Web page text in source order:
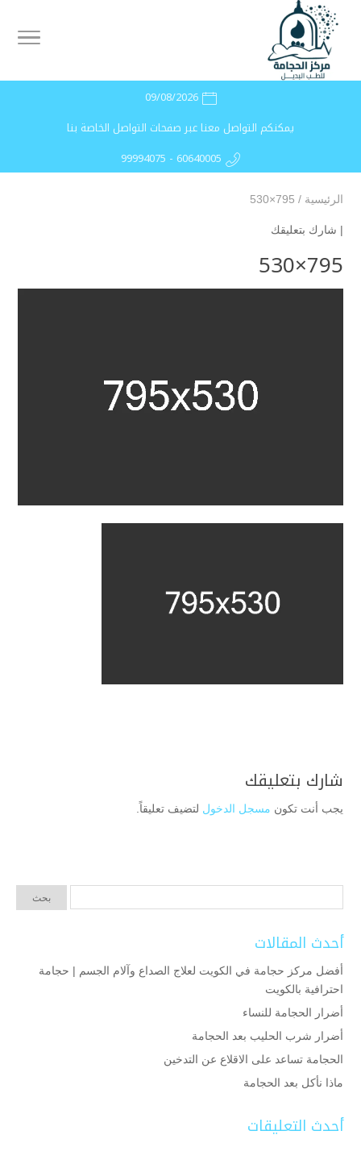
09/08/2026
يمكنكم التواصل معنا عبر صفحات التواصل الخاصة بنا
99994075 - 60640005
الرئيسية /
795×530
| شارك بتعليقك
795×530
شارك بتعليقك
يجب أنت تكون مسجل الدخول لتضيف تعليقاً.
أحدث المقالات
أفضل مركز حجامة في الكويت لعلاج الصداع وآلام الجسم | حجامة
احترافية بالكويت
أضرار الحجامة للنساء
أضرار شرب الحليب بعد الحجامة
الحجامة تساعد على الاقلاع عن التدخين
ماذا نأكل بعد الحجامة
أحدث التعليقات